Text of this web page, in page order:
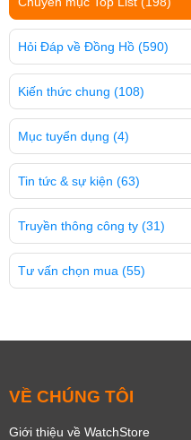
Hỏi Đáp về Đồng Hồ (590)
Kiến thức chung (108)
Mục tuyển dụng (4)
Tin tức & sự kiện (63)
Truyền thông công ty (31)
Tư vấn chọn mua (55)
VỀ CHÚNG TÔI
Giới thiệu về WatchStore